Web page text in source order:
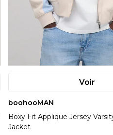
Voir
boohooMAN
Boxy Fit Applique Jersey
Jacket